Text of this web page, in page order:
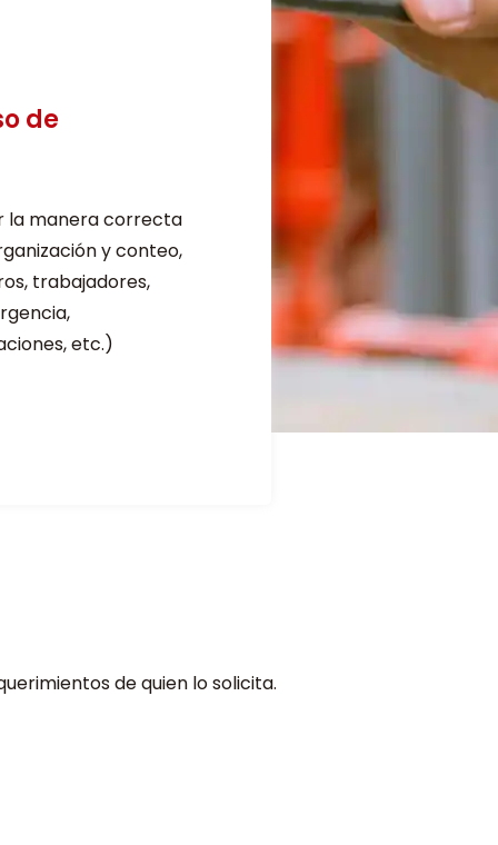
de
la manera correcta
y conteo,
trabajadores,
etc.)
de quien lo solicita.